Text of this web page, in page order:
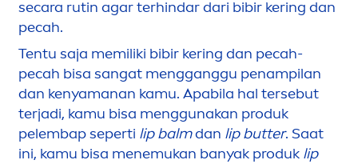
secara rutin agar terhindar dari bibir kering dan
pecah.
Tentu saja memiliki bibir kering dan pecah-
pecah bisa sangat mengganggu penampilan
dan kenyamanan kamu. Apabila hal tersebut
terjadi, kamu bisa menggunakan produk
pelembap seperti lipbalmdan lip butter. Saat
ini, kamu bisa menemukan banyak produk lip